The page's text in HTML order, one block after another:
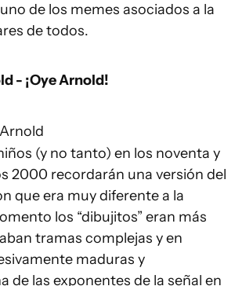
de los memes asociados a la
de todos.
- ¡Oye Arnold!
(y no tanto) en los noventa y
2000 recordarán una versión del
que era muy diferente a la
los “dibujitos” eran más
tramas complejas y en
maduras y
de las exponentes de la señal en